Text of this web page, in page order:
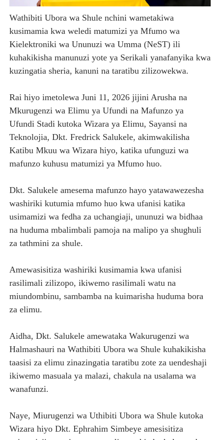
HABARI ZILIZOPEWA UZITO WA JUU KATIKA
SERIKALI YAHAKIKISHA UPATIKANAJI WA MBOLEA,
SERENGETI PREMIUM APPLE YAUNGANISHA MARAFIKI
Waziri Kabudi: Kilosa Iendelee Kulinda Amani,
Wathibiti Ubora wa Shule nchini wametakiwa
kusimamia kwa weledi matumizi ya Mfumo wa
Kielektroniki wa Ununuzi wa Umma (NeST) ili
kuhakikisha manunuzi yote ya Serikali yanafanyika kwa
kuzingatia sheria, kanuni na taratibu zilizowekwa.
Rai hiyo imetolewa Juni 11, 2026 jijini Arusha na
Mkurugenzi wa Elimu ya Ufundi na Mafunzo ya
Ufundi Stadi kutoka Wizara ya Elimu, Sayansi na
Teknolojia, Dkt. Fredrick Salukele, akimwakilisha
Katibu Mkuu wa Wizara hiyo, katika ufunguzi wa
mafunzo kuhusu matumizi ya Mfumo huo.
Dkt. Salukele amesema mafunzo hayo yatawawezesha
washiriki kutumia mfumo huo kwa ufanisi katika
usimamizi wa fedha za uchangiaji, ununuzi wa bidhaa
na huduma mbalimbali pamoja na malipo ya shughuli
za tathmini za shule.
Amewasisitiza washiriki kusimamia kwa ufanisi
rasilimali zilizopo, ikiwemo rasilimali watu na
miundombinu, sambamba na kuimarisha huduma bora
za elimu.
Aidha, Dkt. Salukele amewataka Wakurugenzi wa
Halmashauri na Wathibiti Ubora wa Shule kuhakikisha
taasisi za elimu zinazingatia taratibu zote za uendeshaji
ikiwemo masuala ya malazi, chakula na usalama wa
wanafunzi.
Naye, Miurugenzi wa Uthibiti Ubora wa Shule kutoka
Wizara hiyo Dkt. Ephrahim Simbeye amesisitiza